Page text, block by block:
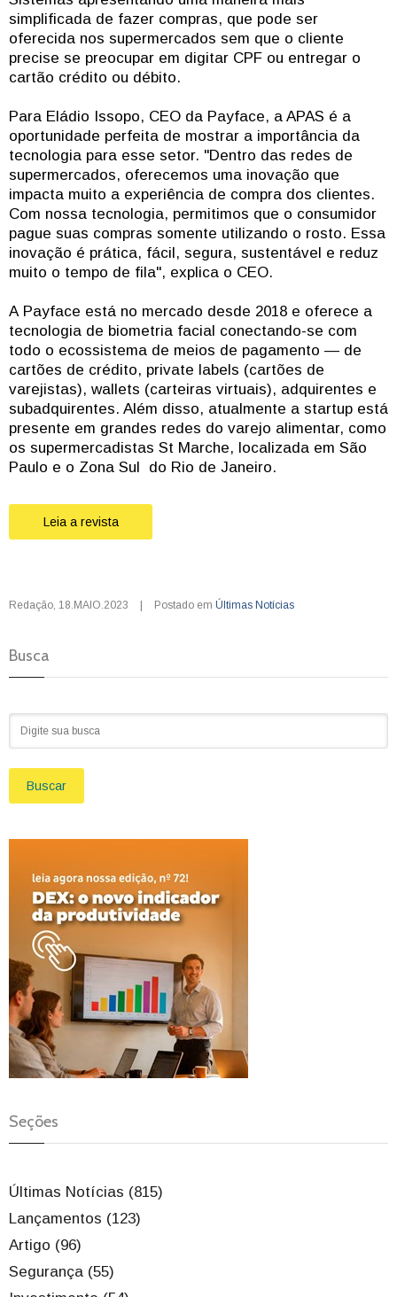
simplificada de fazer compras, que pode ser
oferecida nos supermercados sem que o cliente
precise se preocupar em digitar CPF ou entregar o
cartão crédito ou débito.
Para Eládio Issopo, CEO da Payface, a APAS é a
oportunidade perfeita de mostrar a importância da
tecnologia para esse setor. "Dentro das redes de
supermercados, oferecemos uma inovação que
impacta muito a experiência de compra dos clientes.
Com nossa tecnologia, permitimos que o consumidor
pague suas compras somente utilizando o rosto. Essa
inovação é prática, fácil, segura, sustentável e reduz
muito o tempo de fila", explica o CEO.
A Payface está no mercado desde 2018 e oferece a
tecnologia de biometria facial conectando-se com
todo o ecossistema de meios de pagamento — de
cartões de crédito, private labels (cartões de
varejistas), wallets (carteiras virtuais), adquirentes e
subadquirentes. Além disso, atualmente a startup está
presente em grandes redes do varejo alimentar, como
os supermercadistas St Marche, localizada em São
Paulo e o Zona Sul do Rio de Janeiro.
Leia a revista
Redação 18.MAIO.2023 | Postado em Últimas Notícias
Busca
Buscar
Seções
Últimas Notícias (815)
Lançamentos (123)
Artigo (96)
Segurança (55)